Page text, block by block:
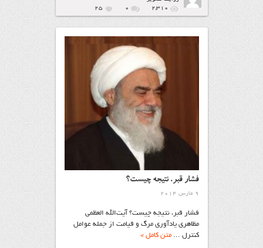
2,310
۰ 25
فشار قبر، نتیجه چیست؟
9 مارس 2014
فشار قبر، نتیجه چیست؟ آیت‌الله العظمی
مظاهری يادآوري مرگ و قيامت از جمله عوامل
کنترل ...متن کامل »